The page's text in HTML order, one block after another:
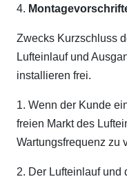
4.
Zwecks Kurzschluss
Lufteinlauf und
installieren frei.
1. Wenn der Kunde
freien Markt des
Wartungsfrequenz zu
2. Der Lufteinlauf und